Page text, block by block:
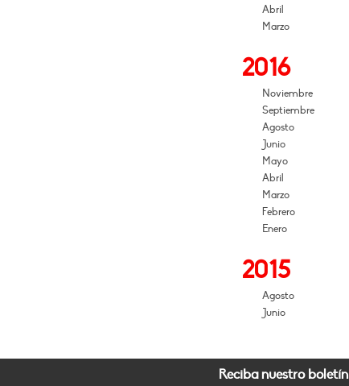
Abril
Marzo
2016
Noviembre
Septiembre
Agosto
Junio
Mayo
Abril
Marzo
Febrero
Enero
2015
Agosto
Junio
Reciba nuestro boletín